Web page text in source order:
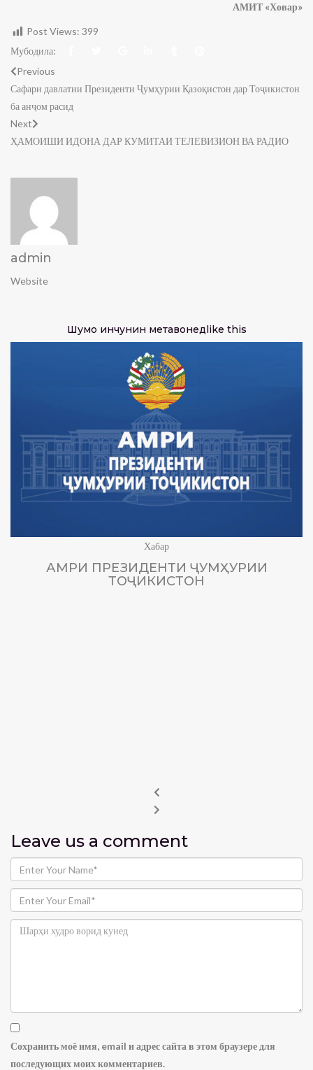
АМИТ «Ховар»
Post Views: 399
Мубодила:
Previous
Сафари давлатии Президенти Ҷумҳурии Қазоқистон дар Тоҷикистон
ба анҷом расид
Next
ҲАМОИШИ ИДОНА ДАР КУМИТАИ ТЕЛЕВИЗИОН ВА РАДИО
admin
Website
Шумо инчунин метавонедlike this
Хабар
АМРИ ПРЕЗИДЕНТИ ҶУМҲУРИИ
ТОҶИКИСТОН
Leave us a comment
Сохранить моё имя, email и адрес сайта в этом браузере для
последующих моих комментариев.